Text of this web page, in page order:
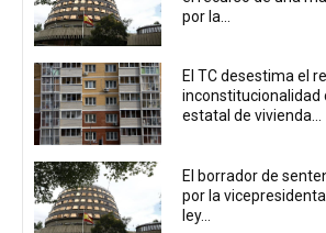
por la...
El TC desestima el
inconstitucionalidad
estatal de vivienda...
El borrador de
por la
ley...